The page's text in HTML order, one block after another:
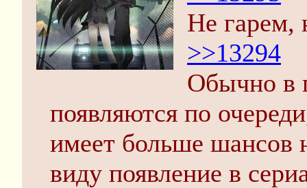
Не гарем,
>>13294
Обычно в
появляются по
имеет больше шансов
виду появление в